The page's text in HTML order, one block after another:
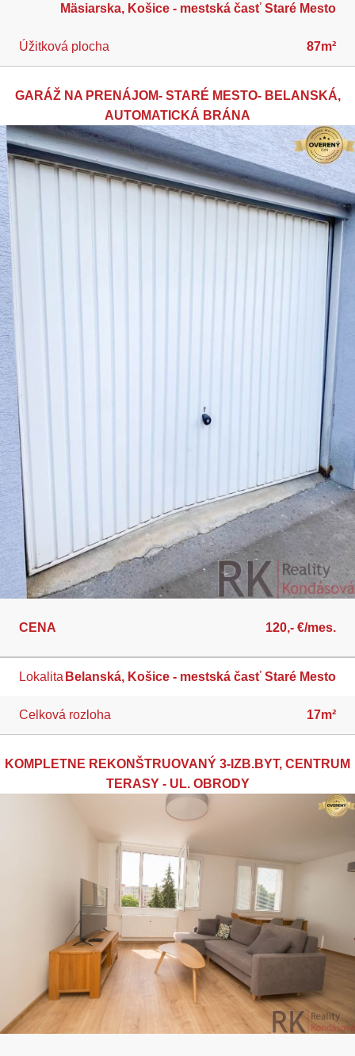
Mäsiarska, Košice - mestská časť Staré Mesto
Úžitková plocha 87m²
GARÁŽ NA PRENÁJOM- STARÉ MESTO- BELANSKÁ,
AUTOMATICKÁ BRÁNA
CENA 120,- €/mes.
Lokalita Belanská, Košice - mestská časť Staré Mesto
Celková rozloha 17m²
KOMPLETNE REKONŠTRUOVANÝ 3-IZB.BYT, CENTRUM
TERASY - UL. OBRODY